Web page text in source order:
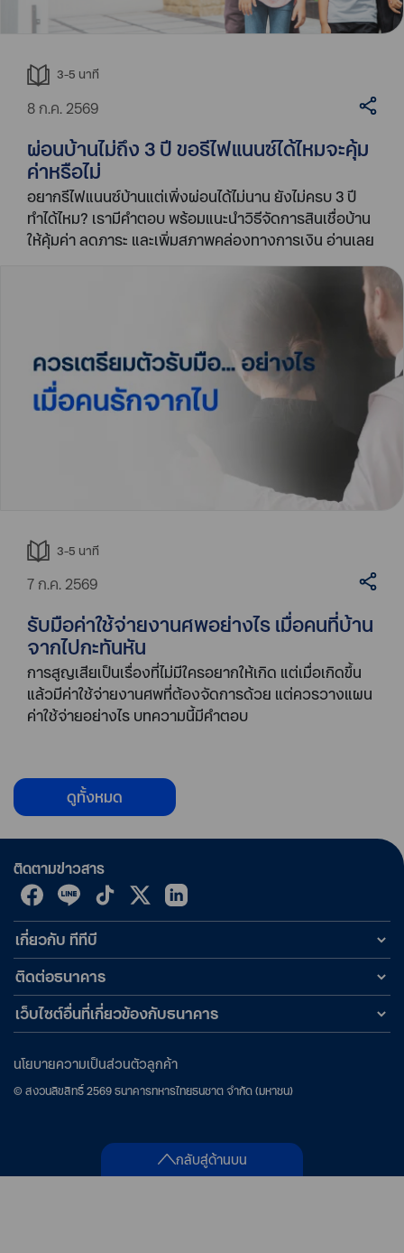
3-5 นาที
8 ก.ค. 2569
ผ่อนบ้านไม่ถึง 3 ปี ขอรีไฟแนนซ์ได้ไหมจะคุ้ม
ค่าหรือไม่
อยากรีไฟแนนซ์บ้านแต่เพิ่งผ่อนได้ไม่นาน ยังไม่ครบ 3 ปี
ทำได้ไหม? เรามีคำตอบ พร้อมแนะนำวิธีจัดการสินเชื่อบ้าน
ให้คุ้มค่า ลดภาระ และเพิ่มสภาพคล่องทางการเงิน อ่านเลย
3-5 นาที
7 ก.ค. 2569
รับมือค่าใช้จ่ายงานศพอย่างไร เมื่อคนที่บ้าน
จากไปกะทันหัน
การสูญเสียเป็นเรื่องที่ไม่มีใครอยากให้เกิด แต่เมื่อเกิดขึ้น
แล้วมีค่าใช้จ่ายงานศพที่ต้องจัดการด้วย แต่ควรวางแผน
ค่าใช้จ่ายอย่างไร บทความนี้มีคำตอบ
ดูทั้งหมด
ติดตามข่าวสาร
เกี่ยวกับ ทีทีบี
ติดต่อธนาคาร
เว็บไซต์อื่นที่เกี่ยวข้องกับธนาคาร
© สงวนลิขสิทธิ์2569ธนาคารทหารไทยธนชาต จำกัด (มหาชน)
นโยบายความเป็นส่วนตัวลูกค้า
กลับสู่ด้านบน